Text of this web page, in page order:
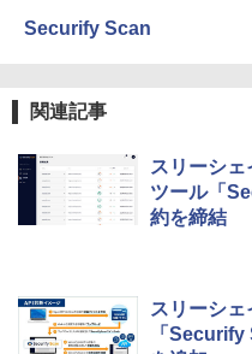
Securify Scan
関連記事
スリーシ
ツール「
約を締結
スリーシ
「